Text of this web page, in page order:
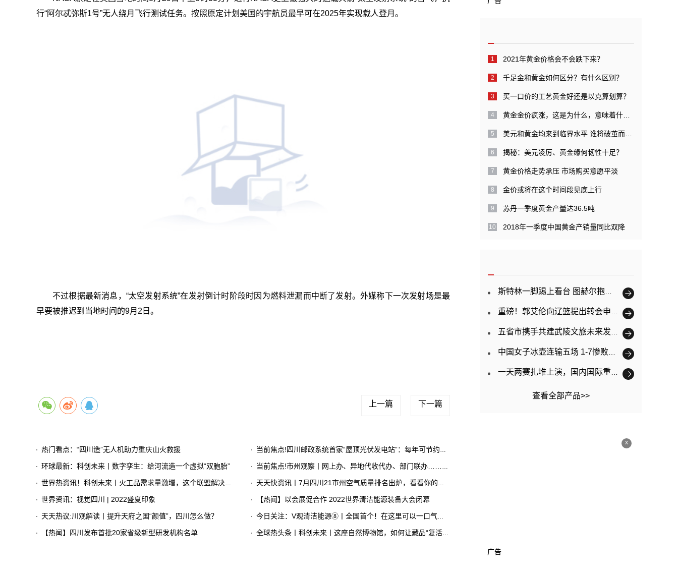
行“阿尔忒弥斯1号”无人绕月飞行测试任务。按照原定计划美国的宇航员最早可在2025年实现载人登月。
不过根据最新消息，“太空发射系统”在发射倒计时阶段时因为燃料泄漏而中断了发射。外媒称下一次发射场是最
早要被推迟到当地时间的9月2日。
上一篇 下一篇
热门看点：“四川造”无人机助力重庆山火救援 当前焦点!​四川邮政系统首家“屋顶光伏发电站”：每年可节约电费50万元
环球最新：科创未来丨数字孪生：给河流造一个虚拟“双胞胎” 当前焦点!市州观察丨网上办、异地代收代办、部门联办……岳池“川渝通办”专窗累计办件6600余件
世界热资讯！科创未来丨火工品需求量激增，这个联盟解决了大问题 天天快资讯丨7月四川21市州空气质量排名出炉，看看你的家乡排第几？
世界资讯：视觉四川 | 2022盛夏印象 【热闻】以会展促合作 2022世界清洁能源装备大会闭幕
天天热议:川观解读丨提升天府之国“颜值”，四川怎么做？ 今日关注：V观清洁能源⑧丨全国首个！在这里可以一口气看完氢能产业链各环节
【热闻】四川发布首批20家省级新型研发机构名单 全球热头条丨科创未来丨这座自然博物馆，如何让藏品“复活”？
2021年黄金价格会不会跌下来？
千足金和黄金如何区分？有什么区别？
买一口价的工艺黄金好还是以克算划算？
揭秘：美元凌厉、黄金缘何韧性十足？
黄金价格走势承压 市场购买意愿平淡
金价或将在这个时间段见底上行
苏丹一季度黄金产量达36.5吨
2018年一季度中国黄金产销量同比双降
斯特林一脚踢上看台 图赫尔抱头跪地
重磅！郭艾伦向辽篮提出转会申请：为了更好的发展
五省市携手共建武陵文旅未来发展新规划
中国女子冰壶连输五场 1-7惨败韩国
一天两赛扎堆上演，国内国际重大赛事为何青睐河南？
查看全部产品>>
x
广告